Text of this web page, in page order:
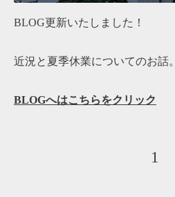
BLOG更新いたしました！
近況と夏季休業についてのお話。
BLOGへはこちらをクリック
1